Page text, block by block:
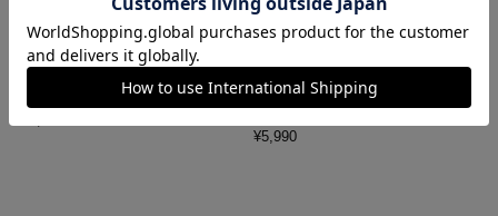
レッドキャップ REDKAP #PT20
インダストリアル ワークパンツ
ロサンゼルスアパレル LOSANGE
LES APPAREL HF02 14オンス ヘ
ビーフリース スウェットショーツ
¥5,990